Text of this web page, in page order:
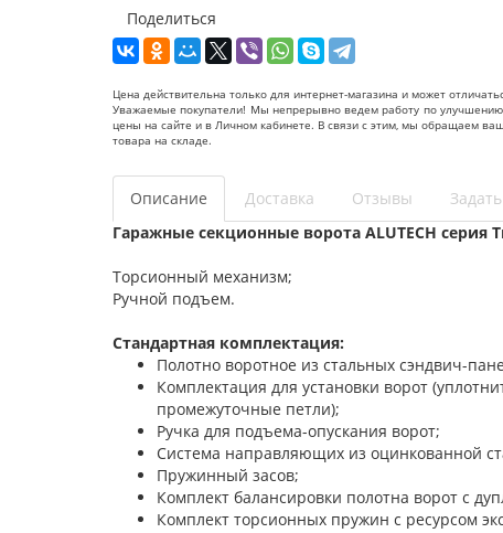
Поделиться
Цена действительна только для интернет-магазина и может
Уважаемые покупатели! Мы непрерывно ведем работу по
цены на сайте и в Личном кабинете. В связи с этим, мы обращаем
товара на складе.
Описание Доставка Отзывы
Гаражные секционные ворота ALUTECH
Торсионный механизм;
Ручной подъем.
Стандартная комплектация:
Полотно воротное из стальных сэндвич-
Комплектация для установки ворот
промежуточные петли);
Ручка для подъема-опускания ворот;
Система направляющих из оцинкованной
Пружинный засов;
Комплект балансировки полотна ворот с
Комплект торсионных пружин с ресурсом